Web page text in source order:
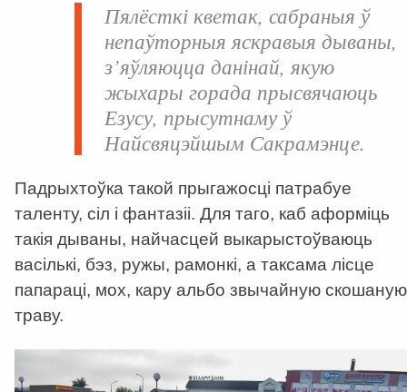
Пялёсткі кветак, сабраныя ў
непаўторныя яскравыя дываны,
з’яўляюцца данінай, якую
жыхары горада прысвячаюць
Езусу, прысутнаму ў
Найсвяцэйшым Сакрамэнце.
Падрыхтоўка такой прыгажосці патрабуе
таленту, сіл і фантазіі. Для таго, каб аформіць
такія дываны, найчасцей выкарыстоўваюць
васількі, бэз, ружы, рамонкі, а таксама лісце
папараці, мох, кару альбо звычайную скошаную
траву.